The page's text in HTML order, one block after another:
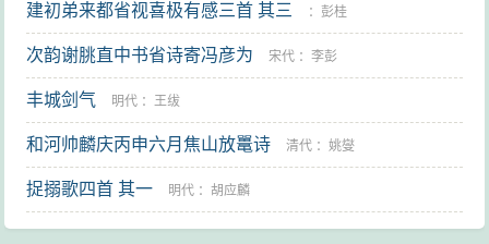
建初弟来都省视喜极有感三首 其三 ： 彭桂
次韵谢朓直中书省诗寄冯彦为 宋代 ：李彭
丰城剑气 明代 ：王绂
和河帅麟庆丙申六月焦山放鼍诗 清代 ：姚燮
捉搦歌四首 其一 明代 ：胡应麟